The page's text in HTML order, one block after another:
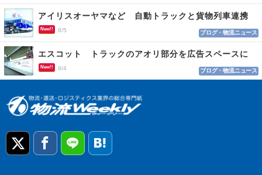
アイリスオーヤマなど 自動トラックと貨物列車連携
New!! 8/5 ブログ・物流ニュース
エスコット トラックのアオリ部分を広告スペースに
New!! 8/4 ブログ・物流ニュース